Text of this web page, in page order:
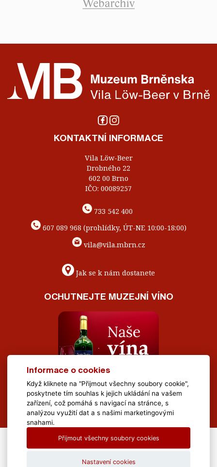
KONTAKTNÍ INFORMACE
Vila Löw-Beer
Drobného 22
602 00 Brno
IČO: 00089257
733 542 400
607 089 968 (prohlídky, ÚT-NE 10:00-18:00)
vila@vila.mbrn.cz
Jak se k nám dostanete
OCHUTNEJTE MUZEJNÍ VÍNO
All Rights Reserved Muzeum Brněnska © 2020, Webdesign by
Informace o cookies
Když kliknete na "Přijmout všechny soubory cookie",
poskytnete tím souhlas k jejich ukládání na vašem
zařízení, což pomáhá s navigací na stránce, s
analýzou využití dat a s našimi marketingovými
snahami.
Přijmout všechny soubory cookies
Nastavení cookies